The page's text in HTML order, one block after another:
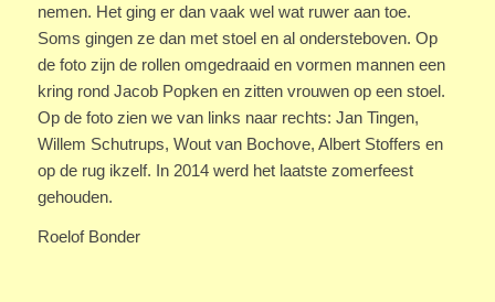
nemen. Het ging er dan vaak wel wat ruwer aan toe.
Soms gingen ze dan met stoel en al ondersteboven. Op
de foto zijn de rollen omgedraaid en vormen mannen een
kring rond Jacob Popken en zitten vrouwen op een stoel.
Op de foto zien we van links naar rechts: Jan Tingen,
Willem Schutrups, Wout van Bochove, Albert Stoffers en
op de rug ikzelf. In 2014 werd het laatste zomerfeest
gehouden.
Roelof Bonder